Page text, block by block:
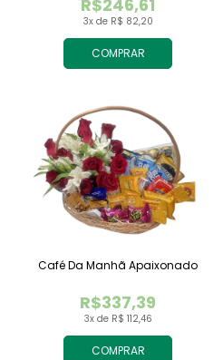
COMPRAR
3x de R$ 82,20
R$246,61
COMPRAR
3x de R$ 112,46
R$337,39
Café Da Manhã Apaixonado